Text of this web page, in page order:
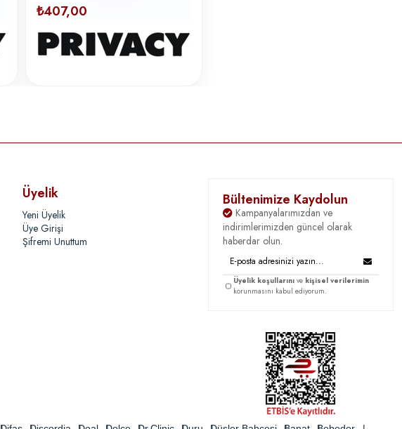
₺407,00
Üyelik
Yeni Üyelik
Üye Girişi
Şifremi Unuttum
Bültenimize Kaydolun
Kampanyalarımızdan ve
indirimlerimizden güncel olarak
haberdar olun.
Üyelik koşullarını ve kişisel verilerimin
korunmasını kabul ediyorum.